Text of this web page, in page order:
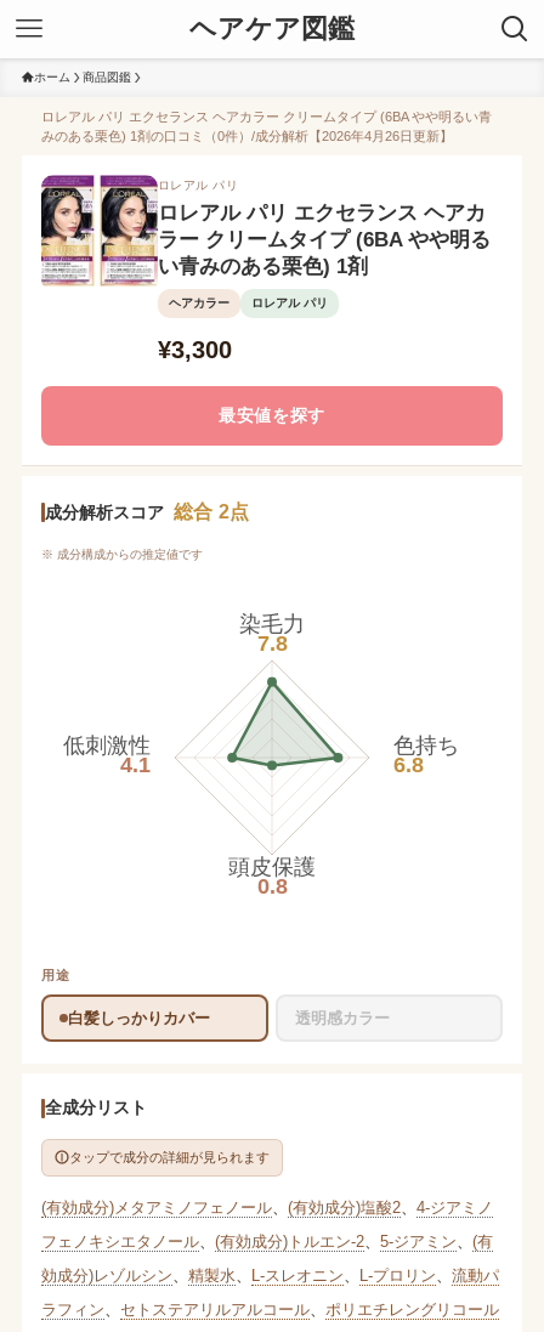
ヘアケア図鑑
ホーム 商品図鑑
ロレアル パリ エクセランス ヘアカラー クリームタイプ (6BA やや明るい青
みのある栗色) 1剤の口コミ（0件）/成分解析【2026年4月26日更新】
ロレアル パリ
ロレアル パリ エクセランス ヘアカ
ラー クリームタイプ (6BA やや明る
い青みのある栗色) 1剤
ヘアカラー ロレアル パリ
¥3,300
最安値を探す
成分解析スコア 総合 2点
※ 成分構成からの推定値です
染毛力
7.8
色持ち
6.8
頭皮保護
0.8
低刺激性
4.1
用途
白髪しっかりカバー 透明感カラー
全成分リスト
タップで成分の詳細が見られます
(有効成分)メタアミノフェノール、 (有効成分)塩酸2、 4-ジアミノ
フェノキシエタノール、 (有効成分)トルエン-2、 5-ジアミン
(有
効成分)レゾルシン
精製水 L-スレオニン L-プロリン
流動パ
ラフィン
セトステアリルアルコール、 ポリエチレングリコール